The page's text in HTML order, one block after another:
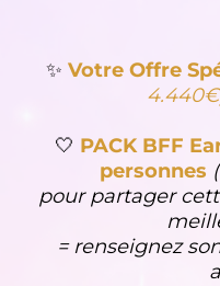
✨ Votre Offre
🤍 PACK BFF
personnes
pour partager
= renseignez